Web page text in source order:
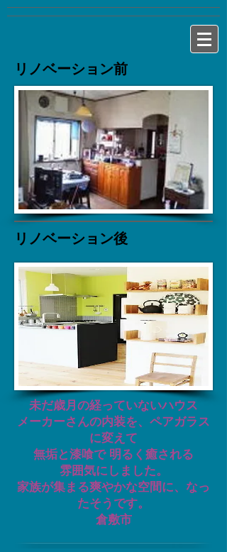
リノベーション前
リノベーション後
未だ歳月の経っていないハウス
メーカーさんの内装を、ペアガラス
に変えて
無垢と漆喰で 明るく癒される
雰囲気にしました。
家族が集まる爽やかな空間に、なっ
たそうです。
倉敷市